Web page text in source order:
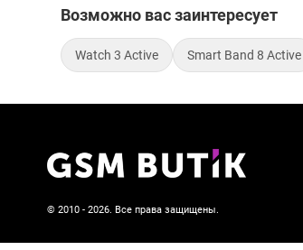
Возможно вас заинтересует
Watch 3 Active Smart Band 8 Active
© 2010 - 2026. Все права защищены.